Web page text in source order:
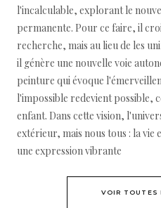
l'incalculable, explorant le
permanente. Pour ce faire, il
recherche, mais au lieu de les
il génère une nouvelle voie
peinture qui évoque
l'impossible redevient possible,
enfant. Dans cette vision,
extérieur, mais nous tous : la
une expression vibrante
VOIR TOUTES